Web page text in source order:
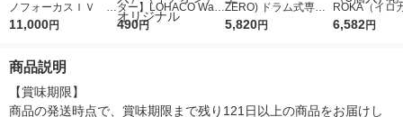
ノフォーカスＩＶ 4
5ｇ 資生堂 おまけ
11,000円
ター】LOHACO Wate
r（ロハコウォータ
490円
ZERO) ドラム式専用
詰め替え メガジャン
5,820円
ROKA（イロ
イキッドリリ
6,582円
商品説明
【賞味期限】
商品の発送時点で、賞味期限まで残り121日以上の商品をお届けし